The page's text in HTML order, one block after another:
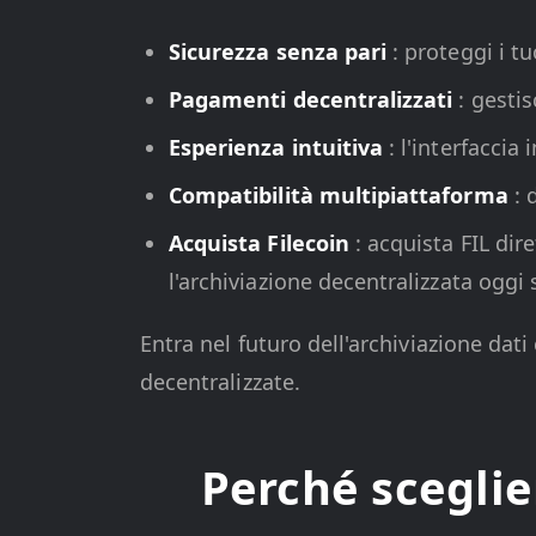
Sicurezza senza pari : proteggi i
Pagamenti decentralizzati :
Esperienza intuitiva : l'interfaccia
Compatibilità multipiattaforma :
Acquista Filecoin : acquista FIL
l'archiviazione decentralizzata oggi
Entra nel futuro dell'archiviazione
decentralizzate.
Perché